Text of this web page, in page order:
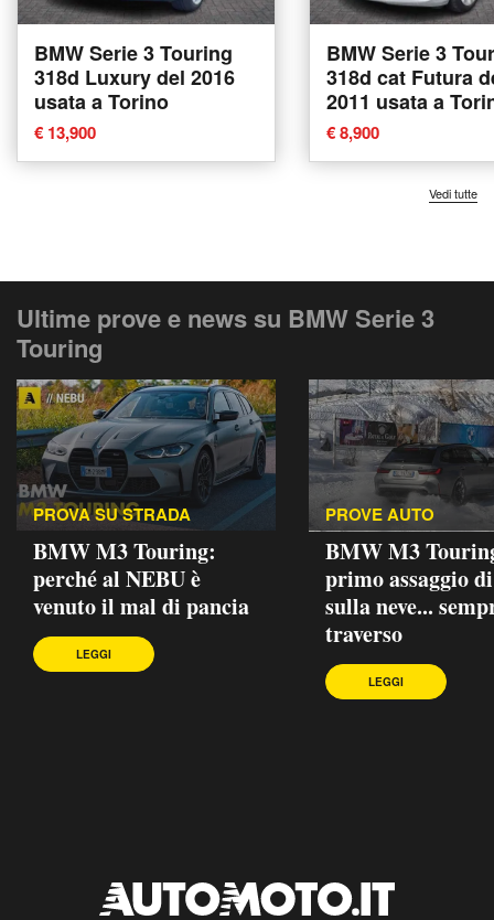
BMW Serie 3 Touring
318d Luxury del 2016
usata a Torino
€ 13,900
BMW Serie 3
318d cat Futura del
2011 usata a
€ 8,900
Vedi tutte
Ultime prove e news su BMW Serie 3
Touring
PROVA SU STRADA
BMW M3 Touring:
perché al NEBU è
venuto il mal di pancia
LEGGI
PROVE AUTO
BMW M3
primo assaggio
sulla neve...
traverso
LEGGI